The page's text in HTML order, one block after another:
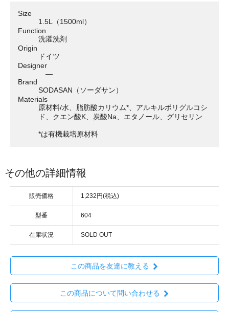
Size
1.5L（1500ml）
Function
洗濯洗剤
Origin
ドイツ
Designer
―
Brand
SODASAN（ソーダサン）
Materials
原材料/水、脂肪酸カリウム*、アルキルポリグルコシ
ド、クエン酸K、炭酸Na、エタノール、グリセリン
*は有機栽培原材料
その他の詳細情報
販売価格 1,232円(税込)
型番 604
在庫状況 SOLD OUT
この商品を友達に教える
この商品について問い合わせる